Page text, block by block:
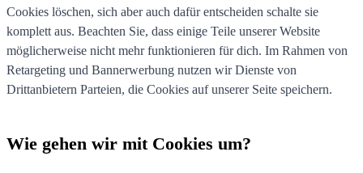
Cookies löschen, sich aber auch dafür entscheiden schalte sie
komplett aus. Beachten Sie, dass einige Teile unserer Website
möglicherweise nicht mehr funktionieren für dich. Im Rahmen von
Retargeting und Bannerwerbung nutzen wir Dienste von
Drittanbietern Parteien, die Cookies auf unserer Seite speichern.
Wie gehen wir mit Cookies um?